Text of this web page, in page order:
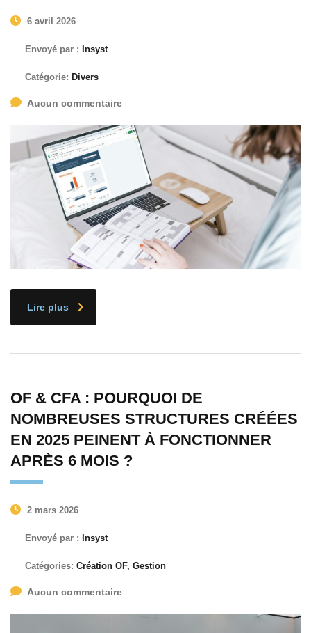
6 avril 2026
Envoyé par : Insyst
Catégorie: Divers
Aucun commentaire
Lire plus
OF & CFA : POURQUOI DE
NOMBREUSES STRUCTURES CRÉÉES
EN 2025 PEINENT À FONCTIONNER
APRÈS 6 MOIS ?
2 mars 2026
Envoyé par : Insyst
Catégories: Création OF, Gestion
Aucun commentaire